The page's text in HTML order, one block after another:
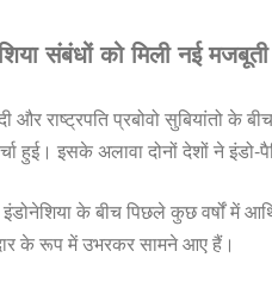
संबंधों को मिली नई मजबूती
और राष्ट्रपति प्रबोवो सुबियांतो के
हुई। इसके अलावा दोनों देशों ने इंडो-
के बीच पिछले कुछ वर्षों में
के रूप में उभरकर सामने आए हैं।